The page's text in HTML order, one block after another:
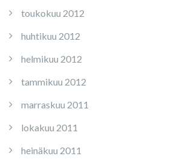
toukokuu 2012
huhtikuu 2012
helmikuu 2012
tammikuu 2012
marraskuu 2011
lokakuu 2011
heinäkuu 2011